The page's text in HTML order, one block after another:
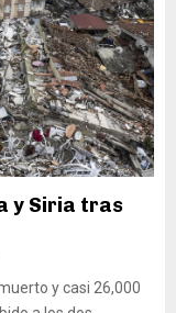
y Siria tras
y casi 26,000